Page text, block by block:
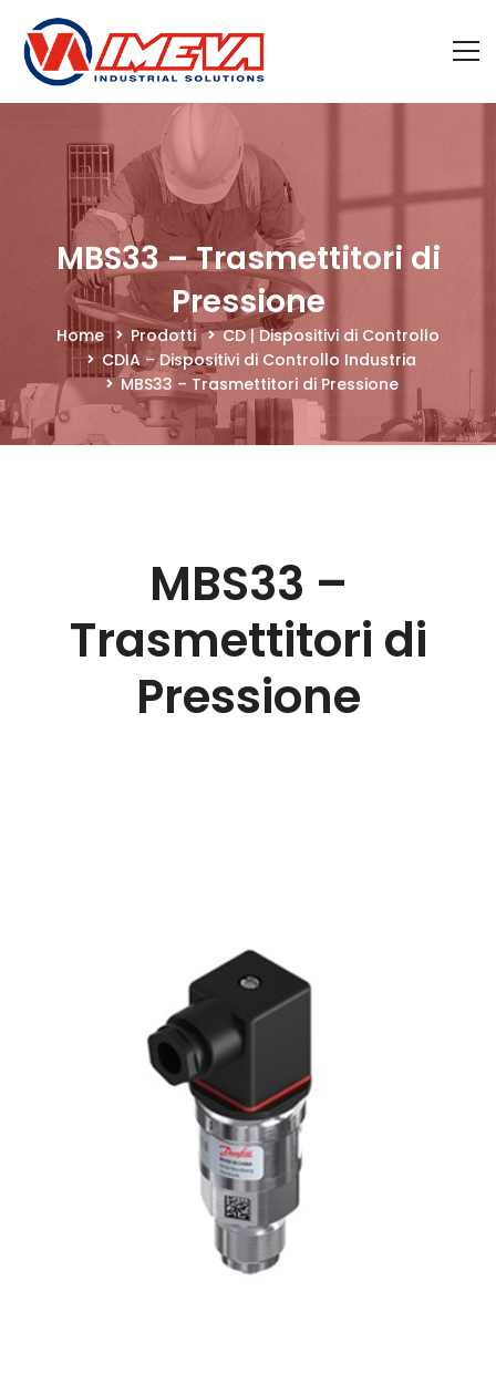
MBS33 – Trasmettitori di
Pressione
Home Prodotti
CD | Dispositivi di Controllo
CDIA – Dispositivi di Controllo Industria
MBS33 – Trasmettitori di Pressione
MBS33 –
Trasmettitori di
Pressione